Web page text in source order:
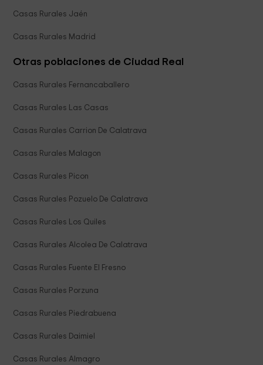
Casas Rurales Jaén
Casas Rurales Madrid
Otras poblaciones de Ciudad Real
Casas Rurales Fernancaballero
Casas Rurales Las Casas
Casas Rurales Carrion De Calatrava
Casas Rurales Malagon
Casas Rurales Picon
Casas Rurales Pozuelo De Calatrava
Casas Rurales Los Quiles
Casas Rurales Alcolea De Calatrava
Casas Rurales Fuente El Fresno
Casas Rurales Porzuna
Casas Rurales Piedrabuena
Casas Rurales Daimiel
Casas Rurales Almagro